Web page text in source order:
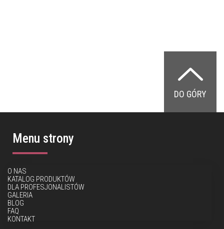
DO GÓRY
Menu strony
O NAS
KATALOG PRODUKTÓW
DLA PROFESJONALISTÓW
GALERIA
BLOG
FAQ
KONTAKT